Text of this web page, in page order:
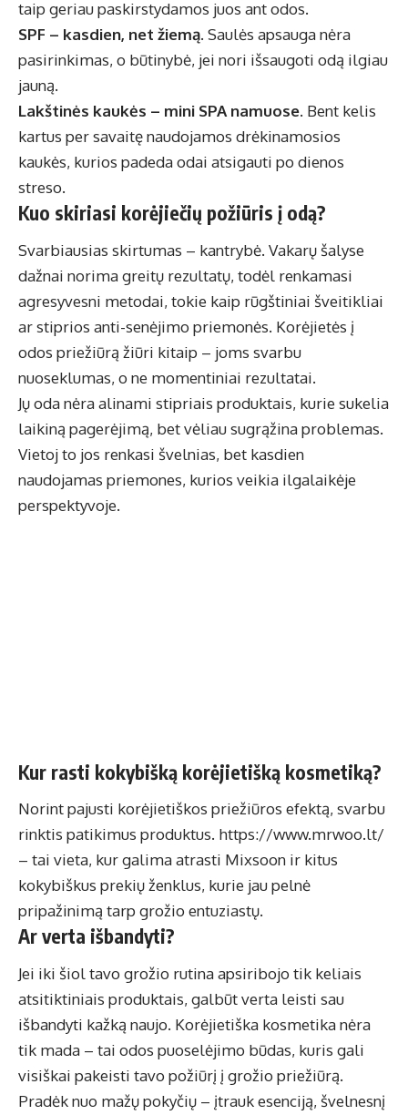
taip geriau paskirstydamos juos ant odos.
SPF – kasdien, net žiemą. Saulės apsauga nėra
pasirinkimas, o būtinybė, jei nori išsaugoti odą ilgiau
jauną.
Lakštinės kaukės – mini SPA namuose. Bent kelis
kartus per savaitę naudojamos drėkinamosios
kaukės, kurios padeda odai atsigauti po dienos
streso.
Kuo skiriasi korėjiečių požiūris į odą?
Svarbiausias skirtumas – kantrybė. Vakarų šalyse
dažnai norima greitų rezultatų, todėl renkamasi
agresyvesni metodai, tokie kaip rūgštiniai šveitikliai
ar stiprios anti-senėjimo priemonės. Korėjietės į
odos priežiūrą žiūri kitaip – joms svarbu
nuoseklumas, o ne momentiniai rezultatai.
Jų oda nėra alinami stipriais produktais, kurie sukelia
laikiną pagerėjimą, bet vėliau sugrąžina problemas.
Vietoj to jos renkasi švelnias, bet kasdien
naudojamas priemones, kurios veikia ilgalaikėje
perspektyvoje.
Kur rasti kokybišką korėjietišką kosmetiką?
Norint pajusti korėjietiškos priežiūros efektą, svarbu
rinktis patikimus produktus. https://www.mrwoo.lt/
– tai vieta, kur galima atrasti Mixsoon ir kitus
kokybiškus prekių ženklus, kurie jau pelnė
pripažinimą tarp grožio entuziastų.
Ar verta išbandyti?
Jei iki šiol tavo grožio rutina apsiribojo tik keliais
atsitiktiniais produktais, galbūt verta leisti sau
išbandyti kažką naujo. Korėjietiška kosmetika nėra
tik mada – tai odos puoselėjimo būdas, kuris gali
visiškai pakeisti tavo požiūrį į grožio priežiūrą.
Pradėk nuo mažų pokyčių – įtrauk esenciją, švelnesnį